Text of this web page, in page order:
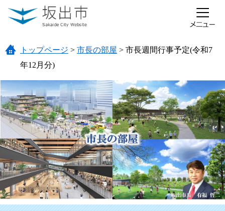
ページの先頭です。
メニューを飛ばして本文へ
トップページ > 市長の部屋 > 市長週間行事予定(令和7
年12月分)